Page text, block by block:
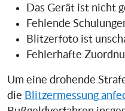
Das Gerät ist nicht
Fehlende
Blitzerfoto ist
Fehlerhafte
Um eine drohende
die Blitzermessung